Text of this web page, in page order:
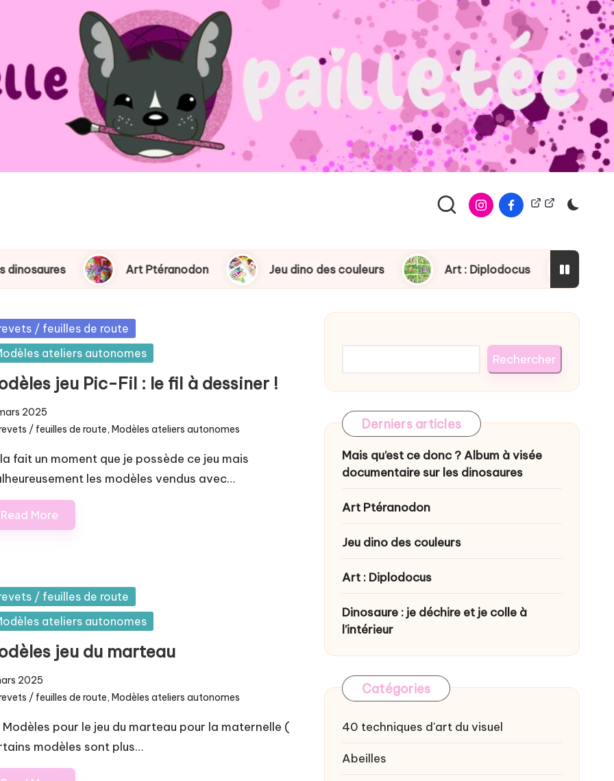
À Copyright
Art Ptéranodon Jeu dino des couleurs Art : Diplodocus Dinosaure :
/ feuilles de route
ateliers autonomes
jeu Pic-Fil : le fil à dessiner !
2025
/ feuilles de route, Modèles ateliers autonomes
fait un moment que je possède ce jeu mais
les modèles vendus avec…
Read More
/ feuilles de route
ateliers autonomes
jeu du marteau
2025
/ feuilles de route, Modèles ateliers autonomes
pour le jeu du marteau pour la maternelle (
modèles sont plus…
Rechercher
Rechercher
Derniers articles
Mais qu’est ce donc ? Album à visée
documentaire sur les dinosaures
Art Ptéranodon
Jeu dino des couleurs
Art : Diplodocus
Dinosaure : je déchire et je colle à
l’intérieur
Catégories
40 techniques d'art du visuel
Abeilles